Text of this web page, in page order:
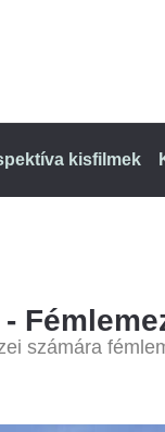
kisfilmek
számára